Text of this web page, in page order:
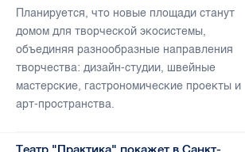
Планируется, что новые площади станут
домом для творческой экосистемы,
объединяя разнообразные направления
творчества: дизайн-студии, швейные
мастерские, гастрономические проекты и
арт-пространства.